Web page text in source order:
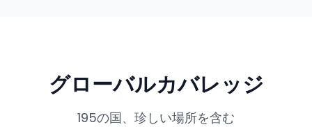
グローバルカバレッジ
195の国、珍しい場所を含む